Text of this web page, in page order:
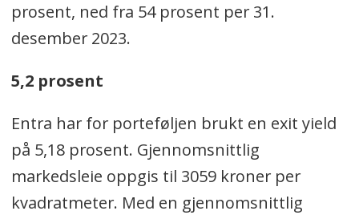
prosent, ned fra 54 prosent per 31.
desember 2023.
5,2 prosent
Entra har for porteføljen brukt en exit yield
på 5,18 prosent. Gjennomsnittlig
markedsleie oppgis til 3059 kroner per
kvadratmeter. Med en gjennomsnittlig